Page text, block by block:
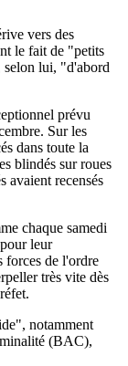
vers des
le fait de "petits
selon lui, "d'abord
prévu
Sur les
dans toute la
blindés sur roues
avaient recensés
chaque samedi
leur
forces de l'ordre
très vite dès
notamment
(BAC),